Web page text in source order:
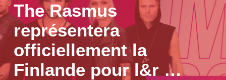
The Rasmus
représentera
officiellement la
Finlande pour l&r …